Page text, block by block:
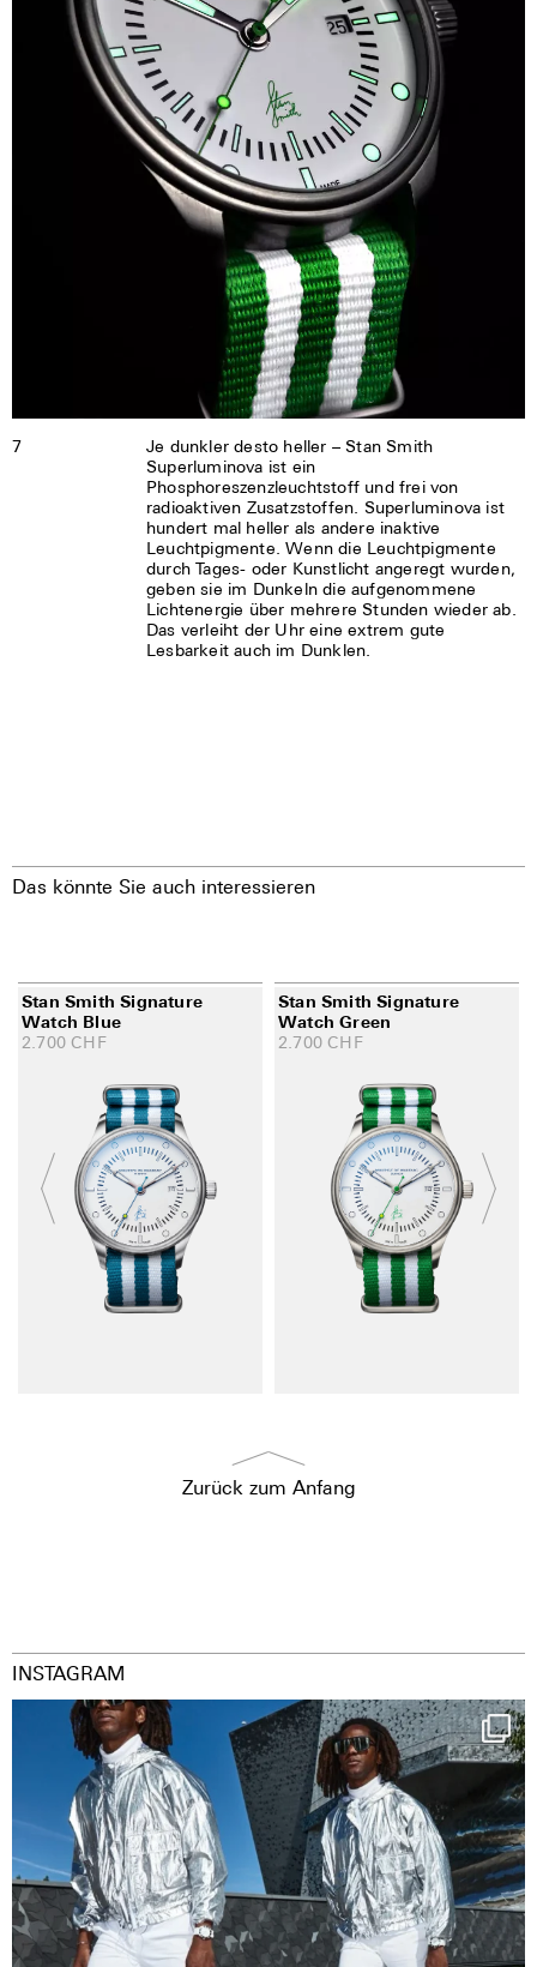
7
Je dunkler desto heller – Stan Smith
Superluminova ist ein
Phosphoreszenzleuchtstoff und frei von
radioaktiven Zusatzstoffen. Superluminova ist
hundert mal heller als andere inaktive
Leuchtpigmente. Wenn die Leuchtpigmente
durch Tages- oder Kunstlicht angeregt wurden,
geben sie im Dunkeln die aufgenommene
Lichtenergie über mehrere Stunden wieder ab.
Das verleiht der Uhr eine extrem gute
Lesbarkeit auch im Dunklen.
Das könnte Sie auch interessieren
Stan Smith Signature
Watch Blue
2.700 CHF
Stan Smith Signature
Watch Green
2.700 CHF
Zurück zum Anfang
INSTAGRAM
Happy Streetparade everybody
Music in...
38
2